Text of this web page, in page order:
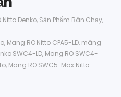
Nitto Denko, Sản Phẩm Bán Chạy,
, Mang RO Nitto CPA5-LD, màng
SWC4-LD, Mang RO SWC4-
, Mang RO SWC5-Max Nitto